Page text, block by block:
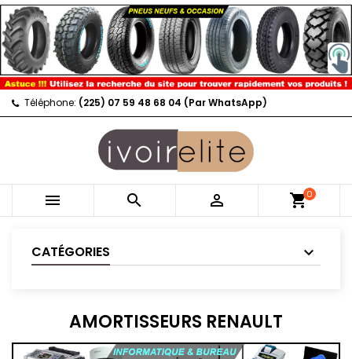
Téléphone: (225) 07 59 48 68 04 (Par WhatsApp)
   shopping_cart0
CATÉGORIES
AMORTISSEURS RENAULT